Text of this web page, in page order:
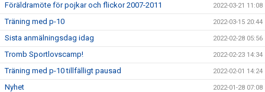
Föräldramöte för pojkar och flickor 2007-2011 2022-03-21 11:08
Träning med p-10 2022-03-15 20:44
Sista anmälningsdag idag 2022-02-28 05:56
Tromb Sportlovscamp! 2022-02-23 14:34
Träning med p-10 tillfälligt pausad 2022-02-01 14:24
Nyhet 2022-01-28 07:08